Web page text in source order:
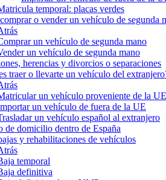
temporal: placas verdes
o vender un vehículo de segunda
un vehículo de segunda mano
un vehículo de segunda mano
herencias y divorcios o separaciones
traer o llevarte un vehículo del
un vehículo proveniente de la UE
un vehículo de fuera de la UE
un vehículo español al extranjero
de domicilio dentro de España
y rehabilitaciones de vehículos
temporal
definitiva